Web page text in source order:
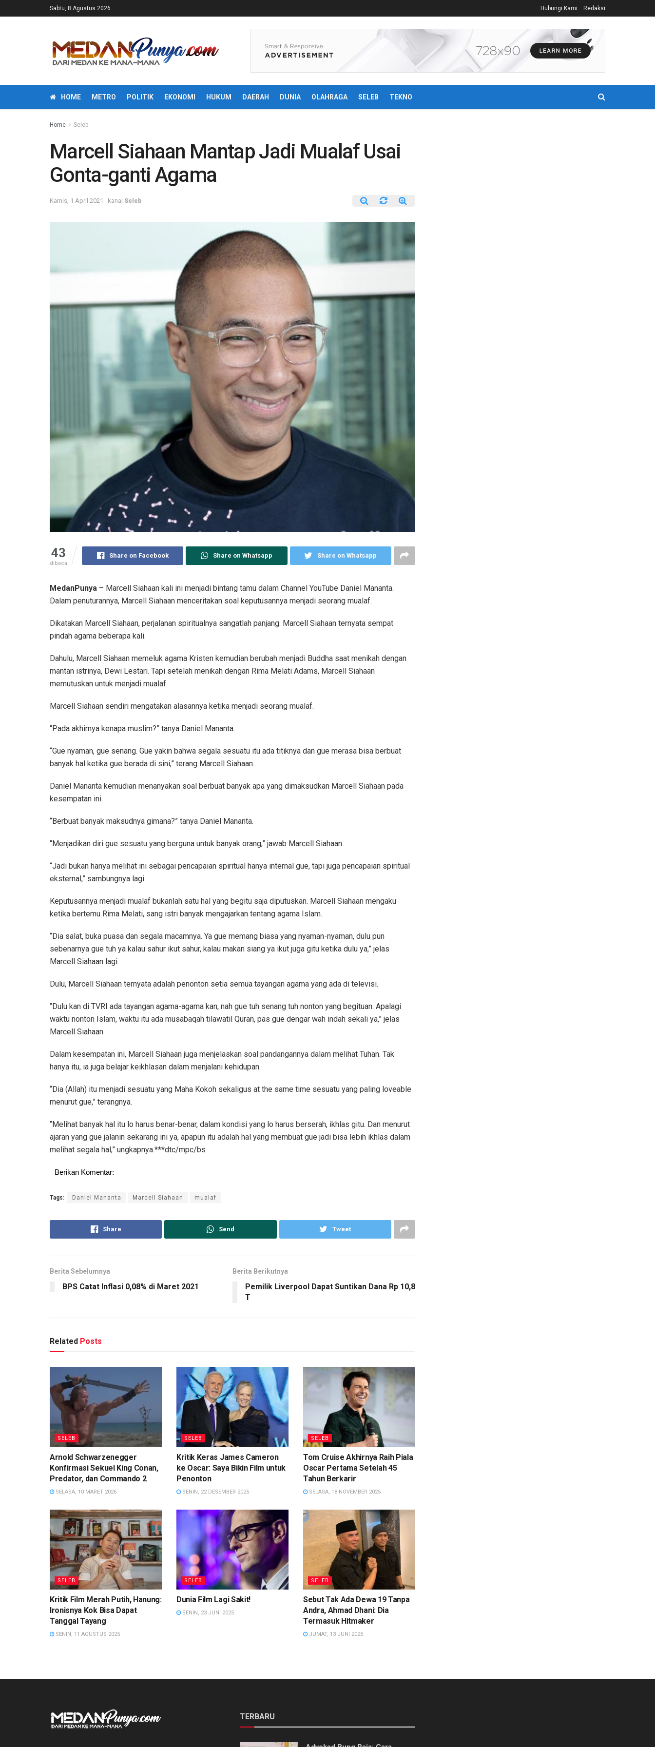
Sabtu, 8 Agustus 2026 Hubungi Kami Redaksi
HOME METRO POLITIK EKONOMI HUKUM DAERAH DUNIA OLAHRAGA SELEB TEKNO
Home Seleb
Marcell Siahaan Mantap Jadi Mualaf Usai
Gonta-ganti Agama
Kamis, 1 April 2021 kanal Seleb
43
dibaca
Share on Facebook Share on Whatsapp Share on Whatsapp
MedanPunya – Marcell Siahaan kali ini menjadi bintang tamu dalam Channel YouTube Daniel Mananta.
Dalam penuturannya, Marcell Siahaan menceritakan soal keputusannya menjadi seorang mualaf.
Dikatakan Marcell Siahaan, perjalanan spiritualnya sangatlah panjang. Marcell Siahaan ternyata sempat
pindah agama beberapa kali.
Dahulu, Marcell Siahaan memeluk agama Kristen kemudian berubah menjadi Buddha saat menikah dengan
mantan istrinya, Dewi Lestari. Tapi setelah menikah dengan Rima Melati Adams, Marcell Siahaan
memutuskan untuk menjadi mualaf.
Marcell Siahaan sendiri mengatakan alasannya ketika menjadi seorang mualaf.
“Pada akhirnya kenapa muslim?” tanya Daniel Mananta.
“Gue nyaman, gue senang. Gue yakin bahwa segala sesuatu itu ada titiknya dan gue merasa bisa berbuat
banyak hal ketika gue berada di sini,” terang Marcell Siahaan.
Daniel Mananta kemudian menanyakan soal berbuat banyak apa yang dimaksudkan Marcell Siahaan pada
kesempatan ini.
“Berbuat banyak maksudnya gimana?” tanya Daniel Mananta.
“Menjadikan diri gue sesuatu yang berguna untuk banyak orang,” jawab Marcell Siahaan.
“Jadi bukan hanya melihat ini sebagai pencapaian spiritual hanya internal gue, tapi juga pencapaian spiritual
eksternal,” sambungnya lagi.
Keputusannya menjadi mualaf bukanlah satu hal yang begitu saja diputuskan. Marcell Siahaan mengaku
ketika bertemu Rima Melati, sang istri banyak mengajarkan tentang agama Islam.
“Dia salat, buka puasa dan segala macamnya. Ya gue memang biasa yang nyaman-nyaman, dulu pun
sebenarnya gue tuh ya kalau sahur ikut sahur, kalau makan siang ya ikut juga gitu ketika dulu ya,” jelas
Marcell Siahaan lagi.
Dulu, Marcell Siahaan ternyata adalah penonton setia semua tayangan agama yang ada di televisi.
“Dulu kan di TVRI ada tayangan agama-agama kan, nah gue tuh senang tuh nonton yang begituan. Apalagi
waktu nonton Islam, waktu itu ada musabaqah tilawatil Quran, pas gue dengar wah indah sekali ya,” jelas
Marcell Siahaan.
Dalam kesempatan ini, Marcell Siahaan juga menjelaskan soal pandangannya dalam melihat Tuhan. Tak
hanya itu, ia juga belajar keikhlasan dalam menjalani kehidupan.
“Dia (Allah) itu menjadi sesuatu yang Maha Kokoh sekaligus at the same time sesuatu yang paling loveable
menurut gue,” terangnya.
“Melihat banyak hal itu lo harus benar-benar, dalam kondisi yang lo harus berserah, ikhlas gitu. Dan menurut
ajaran yang gue jalanin sekarang ini ya, apapun itu adalah hal yang membuat gue jadi bisa lebih ikhlas dalam
melihat segala hal,” ungkapnya.***dtc/mpc/bs
Berikan Komentar:
Tags: Daniel Mananta Marcell Siahaan mualaf
Share Send Tweet
Berita Sebelumnya
BPS Catat Inflasi 0,08% di Maret 2021
Berita Berikutnya
Pemilik Liverpool Dapat Suntikan Dana Rp 10,8
T
Related Posts
SELEB
Arnold Schwarzenegger
Konfirmasi Sekuel King Conan,
Predator, dan Commando 2
SELASA, 10 MARET 2026
SELEB
Kritik Keras James Cameron
ke Oscar: Saya Bikin Film untuk
Penonton
SENIN, 22 DESEMBER 2025
SELEB
Tom Cruise Akhirnya Raih Piala
Oscar Pertama Setelah 45
Tahun Berkarir
SELASA, 18 NOVEMBER 2025
SELEB
Kritik Film Merah Putih, Hanung:
Ironisnya Kok Bisa Dapat
Tanggal Tayang
SENIN, 11 AGUSTUS 2025
SELEB
Dunia Film Lagi Sakit!
SENIN, 23 JUNI 2025
SELEB
Sebut Tak Ada Dewa 19 Tanpa
Andra, Ahmad Dhani: Dia
Termasuk Hitmaker
JUMAT, 13 JUNI 2025
TERBARU